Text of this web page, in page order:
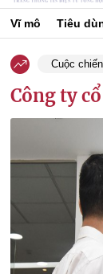
Vĩ mô Tiêu
Cuộc
Công ty